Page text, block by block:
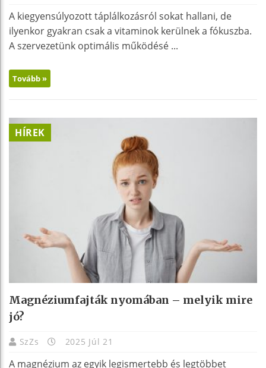
A kiegyensúlyozott táplálkozásról sokat hallani, de
ilyenkor gyakran csak a vitaminok kerülnek a fókuszba.
A szervezetünk optimális működésé ...
Tovább »
HÍREK
Magnéziumfajták nyomában – melyik mire
jó?
SzZs 2025 Júl 21
A magnézium az egyik legismertebb és legtöbbet